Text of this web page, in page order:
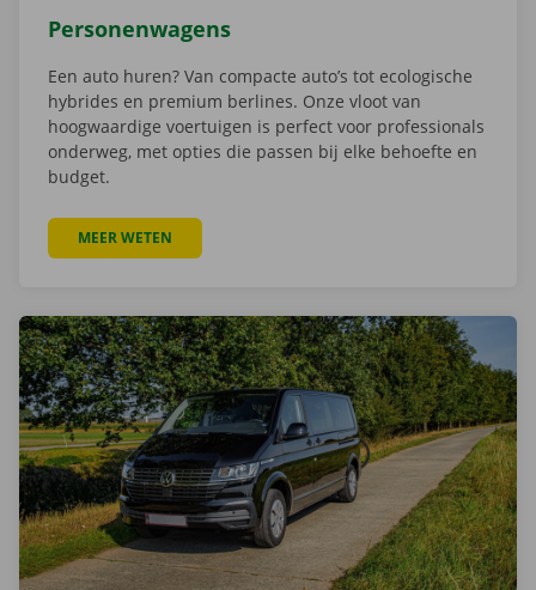
Personenwagens
Een auto huren? Van compacte auto’s tot ecologische
hybrides en premium berlines. Onze vloot van
hoogwaardige voertuigen is perfect voor professionals
onderweg, met opties die passen bij elke behoefte en
budget.
MEER WETEN